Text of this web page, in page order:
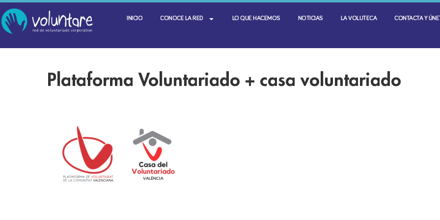
INICIO CONOCE LA RED LO QUE HACEMOS NOTICIAS LA VOLUTECA CONTACTA Y
Plataforma Voluntariado + casa voluntariado